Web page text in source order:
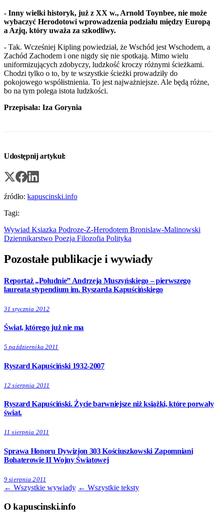
- Inny wielki historyk, już z XX w., Arnold Toynbee, nie może
wybaczyć Herodotowi wprowadzenia podziału między Europą
a Azjq, który uważa za szkodliwy.
- Tak. Wcześniej Kipling powiedział, że Wschód jest Wschodem, a
Zachód Zachodem i one nigdy się nie spotkają. Mimo wielu
uniformizujących zdobyczy, ludzkość kroczy różnymi ścieżkami.
Chodzi tylko o to, by te wszystkie ścieżki prowadziły do
pokojowego współistnienia. To jest najważniejsze. Ale będą różne,
bo na tym polega istota ludzkości.
Przepisała: Iza Gorynia
Udostępnij artykuł:
źródło: kapuscinski.info
Tagi:
Wywiad Ksiazka Podroze-Z-Herodotem Bronislaw-Malinowski
Dziennikarstwo Poezja Filozofia Polityka
Pozostałe publikacje i wywiady
Reportaż „Południe” Andrzeja Muszyńskiego – pierwszego
laureata stypendium im. Ryszarda Kapuścińskiego
31 stycznia 2012
Świat, którego już nie ma
5 października 2011
Ryszard Kapuściński 1932-2007
12 sierpnia 2011
Ryszard Kapuściński. Życie barwniejsze niż książki, które porwały
świat.
11 sierpnia 2011
Sprawa Honoru Dywizjon 303 Kościuszkowski Zapomniani
Bohaterowie II Wojny Światowej
9 sierpnia 2011
← Wszystkie wywiady ← Wszystkie teksty
O kapuscinski.info